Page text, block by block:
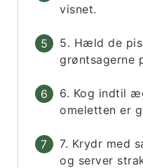
visnet.
5. Hæld de
grøntsagerne
6. Kog indtil
omeletten er
7. Krydr med
og server